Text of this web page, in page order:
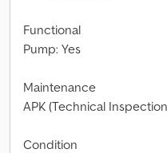
Functional
Pump: Yes
Maintenance
APK (Technical
Condition